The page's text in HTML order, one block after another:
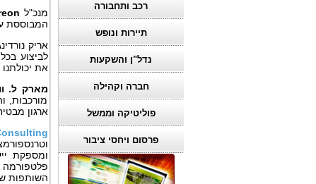
רכב ותחבורה
תיירות ונופש
נדל"ן והשקעות
חברה וקהילה
פוליטיקה וממשל
פרסום ויחסי ציבור
מנכ"ל
המבוססת
אריק
לביצוע
את
מארק ל.
מורכבות,
ארגון
ומספקת
השותפות